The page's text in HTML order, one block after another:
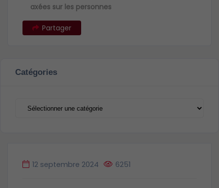
axées sur les personnes
Partager
Catégories
Catégories
12 septembre 2024 6251